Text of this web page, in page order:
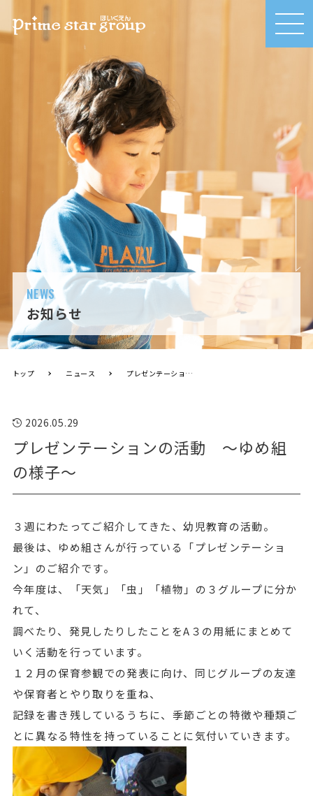
MEN
U
NEWS
お知らせ
トップ ニュース プレゼンテーションの活動 ～ゆめ組の様子～
2026.05.29
プレゼンテーションの活動 ～ゆめ組
の様子～
３週にわたってご紹介してきた、幼児教育の活動。
最後は、ゆめ組さんが行っている「プレゼンテーショ
ン」のご紹介です。
今年度は、「天気」「虫」「植物」の３グループに分か
れて、
調べたり、発見したりしたことをA３の用紙にまとめて
いく活動を行っています。
１２月の保育参観での発表に向け、同じグループの友達
や保育者とやり取りを重ね、
記録を書き残しているうちに、季節ごとの特徴や種類ご
とに異なる特性を持っていることに気付いていきます。